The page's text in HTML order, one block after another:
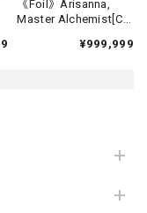
《Foil》Arisanna,
Master Alchemist[C]
¥999,999